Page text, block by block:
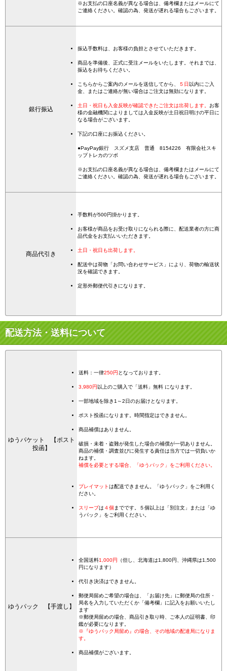
※お支払の口座名義が異なる場合は、備考欄またはメールにて
ご連絡ください。確認の為、発送が遅れる場合もございます。
銀行振込
振込手数料は、お客様の負担とさせていただきます。
商品を準備後、正式に受注メールをいたします。それまでは、
振込をお待ちください。
こちらからご案内のメールを送信してから、 ５日 以内にご入
金、またはご連絡が無い場合はご注文は無効になります。
土日・祝日も入金反映が確認できたご注文は出荷します。 お客
様の金融機関によりましては入金反映が土日祝日明けの平日に
なる場合がございます。
下記の口座にお振込ください。
●PayPay銀行 スズメ支店 普通 8154226 有限会社スキ
ップトレカのツボ
※お支払の口座名義が異なる場合は、備考欄またはメールにて
ご連絡ください。確認の為、発送が遅れる場合もございます。
商品代引き
手数料が500円掛かります。
お客様が商品をお受け取りになられる際に、配送業者の方に商
品代金をお支払いいただきます。
土日・祝日も出荷します。
配送中は荷物「お問い合わせサービス」により、荷物の輸送状
況を確認できます。
定形外郵便代引きになります。
配送方法・送料について
ゆうパケット 【ポスト
投函】
送料：一律250円 となっております。
3,980円 以上のご購入で「送料」無料 になります。
一部地域を除き1～2日のお届けとなります。
ポスト投函になります。時間指定はできません。
商品補償はありません。
破損・未着・盗難が発生した場合の補償が一切ありません。
商品の補償・調査並びに発生する責任は当方では一切負いか
ねます。
補償を必要とする場合、「ゆうパック」をご利用ください。
プレイマットは配送できません。「ゆうパック」をご利用く
ださい。
スリーブは ４個 までです。５個以上は「別注文」または「ゆ
うパック」をご利用ください。
ゆうパック 【手渡し】
全国送料1,000円 （但し、北海道は1,800円、沖縄県は1,500
円になります）
代引き決済はできません。
郵便局留めご希望の場合は、「お届け先」に郵便局の住所・
局名を入力していただくか「備考欄」に記入をお願いいたし
ます
※郵便局留めの場合、商品引き取り時、ご本人の証明書、印
鑑が必要になります。
※『ゆうパック局留め』の場合、その地域の配達局になりま
す。
商品補償がございます。